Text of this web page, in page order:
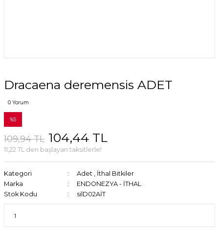
Dracaena deremensis ADET
0 Yorum
%5
109,94 TL 104,44 TL
11,22 TL den başlayan taksitlerle!
Kategori Adet , İthal Bitkiler
Marka
ENDONEZYA - İTHAL
Stok Kodu
silD02AİT